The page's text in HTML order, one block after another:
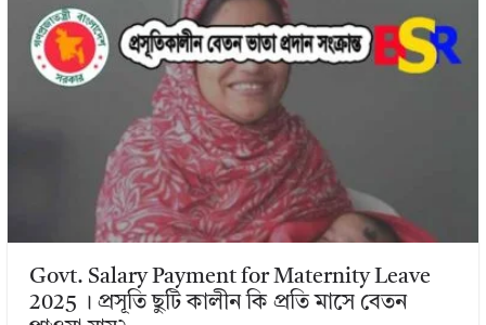
Govt. Salary Payment for Maternity Leave
2025 । প্রসূতি ছুটি কালীন কি প্রতি মাসে বেতন